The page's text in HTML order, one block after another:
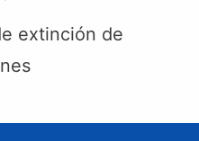
extinción de